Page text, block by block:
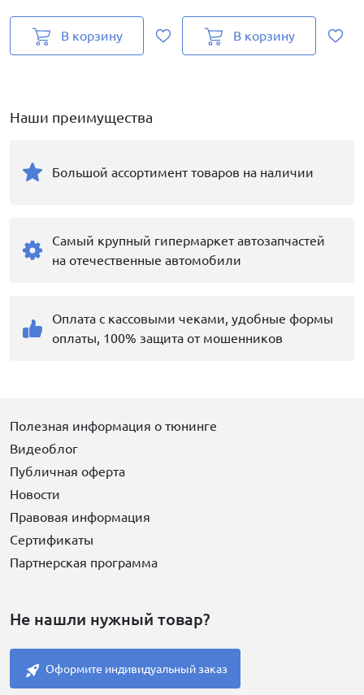
В корзину В корзину
Наши преимущества
Большой ассортимент товаров на наличии
Самый крупный гипермаркет автозапчастей
на отечественные автомобили
Оплата с кассовыми чеками, удобные формы
оплаты, 100% защита от мошенников
Полезная информация о тюнинге
Видеоблог
Публичная оферта
Новости
Правовая информация
Сертификаты
Партнерская программа
Не нашли нужный товар?
Оформите индивидуальный заказ